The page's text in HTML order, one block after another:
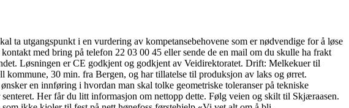
ta utgangspunkt i en vurdering av kompetansebehovene som er nødvendige for å løse
med bring på telefon 22 03 00 45 eller sende de en mail om du skulle ha frakt
Løsningen er CE godkjent og godkjent av Veidirektoratet. Drift: Melkekuer til
30 min. fra Bergen, og har tillatelse til produksjon av laks og ørret.
en innføring i hvordan man skal tolke geometriske toleranser på tekniske
Her får du litt informasjon om nettopp dette. Følg veien og skilt til Skjæraasen.